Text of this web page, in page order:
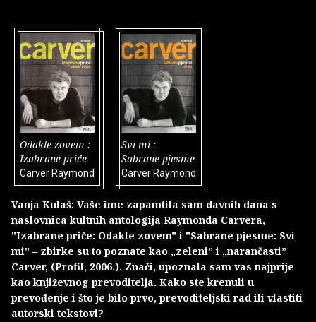
Odakle zovem :
Izabrane priče
Carver Raymond
Svi mi :
Sabrane pjesme
Carver Raymond
Vanja Kulaš: Vaše ime zapamtila sam davnih dana s
naslovnica kultnih antologija Raymonda Carvera,
"Izabrane priče: Odakle zovem" i "Sabrane pjesme: Svi
mi" – zbirke su to poznate kao „zeleni” i „narančasti”
Carver, (Profil, 2006.). Znači, upoznala sam vas najprije
kao književnog prevoditelja. Kako ste krenuli u
prevođenje i što je bilo prvo, prevoditeljski rad ili vlastiti
autorski tekstovi?